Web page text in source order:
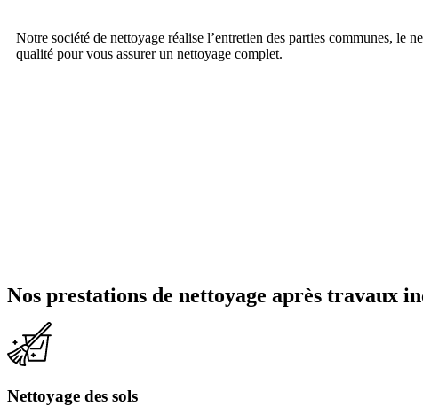
Notre société de nettoyage réalise l’entretien des parties communes, le
qualité pour vous assurer un nettoyage complet.
Nos prestations de nettoyage après travaux
Nettoyage des sols